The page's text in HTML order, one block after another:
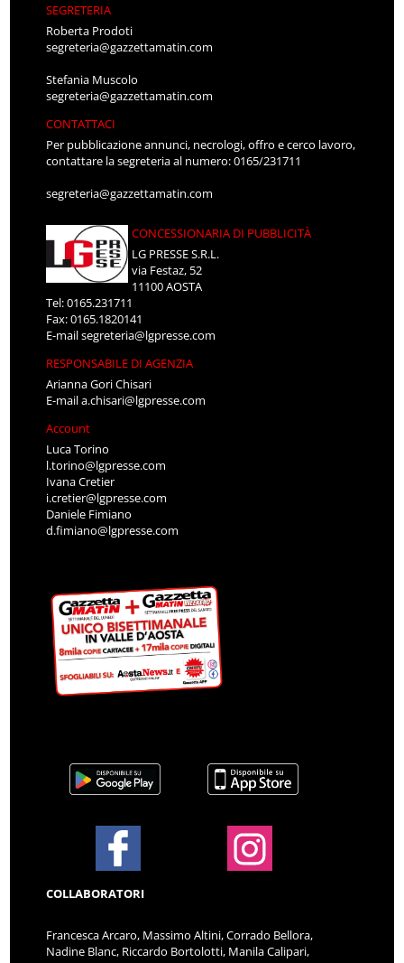
SEGRETERIA
Roberta Prodoti
segreteria@gazzettamatin.com
Stefania Muscolo
segreteria@gazzettamatin.com
CONTATTACI
Per pubblicazione annunci, necrologi, offro e cerco lavoro,
contattare la segreteria al numero: 0165/231711
segreteria@gazzettamatin.com
CONCESSIONARIA DI PUBBLICITÀ
LG PRESSE S.R.L.
via Festaz, 52
11100 AOSTA
Tel: 0165.231711
Fax: 0165.1820141
E-mailsegreteria@lgpresse.com
RESPONSABILE DI AGENZIA
Arianna Gori Chisari
E-maila.chisari@lgpresse.com
Account
Luca Torino
l.torino@lgpresse.com
Ivana Cretier
i.cretier@lgpresse.com
Daniele Fimiano
d.fimiano@lgpresse.com
COLLABORATORI
Francesca Arcaro, Massimo Altini, Corrado Bellora,
Nadine Blanc, Riccardo Bortolotti, Manila Calipari,